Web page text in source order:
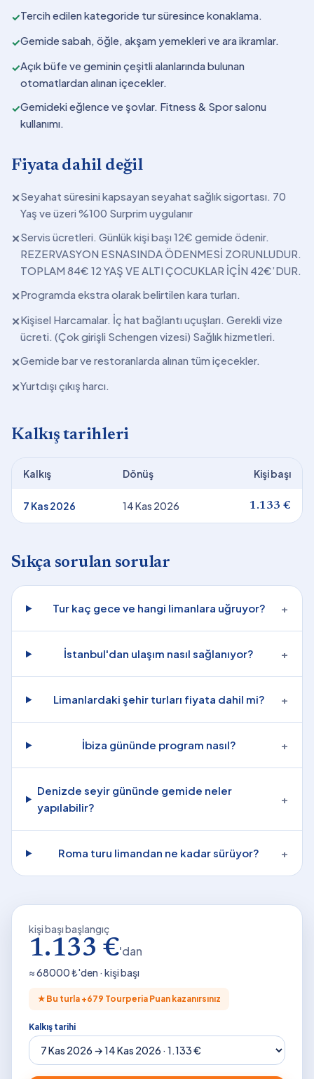
✓Tercih edilen kategoride tur süresince konaklama.
✓Gemide sabah, öğle, akşam yemekleri ve ara ikramlar.
✓Açık büfe ve geminin çeşitli alanlarında bulunan
otomatlardan alınan içecekler.
✓Gemideki eğlence ve şovlar. Fitness & Spor salonu
kullanımı.
Fiyata dahil değil
✕Seyahat süresini kapsayan seyahat sağlık sigortası. 70
Yaş ve üzeri %100 Surprim uygulanır
✕Servis ücretleri. Günlük kişi başı 12€ gemide ödenir.
REZERVASYON ESNASINDA ÖDENMESİ ZORUNLUDUR.
TOPLAM 84€ 12 YAŞ VE ALTI ÇOCUKLAR İÇİN 42€’DUR.
✕Programda ekstra olarak belirtilen kara turları.
✕Kişisel Harcamalar. İç hat bağlantı uçuşları. Gerekli vize
ücreti. (Çok girişli Schengen vizesi) Sağlık hizmetleri.
✕Gemide bar ve restoranlarda alınan tüm içecekler.
✕Yurtdışı çıkış harcı.
Kalkış tarihleri
Kalkış Dönüş Kişi başı
7 Kas 2026 14 Kas 2026 1.133 €
Sıkça sorulan sorular
Tur kaç gece ve hangi limanlara uğruyor? +
İstanbul'dan ulaşım nasıl sağlanıyor? +
Limanlardaki şehir turları fiyata dahil mi? +
İbiza gününde program nasıl? +
Denizde seyir gününde gemide neler
yapılabilir?
+
Roma turu limandan ne kadar sürüyor? +
kişi başı başlangıç
1.133 €'dan
≈68000₺'den · kişi başı
★ Bu turla +679 Tourperia Puan kazanırsınız
Kalkış tarihi